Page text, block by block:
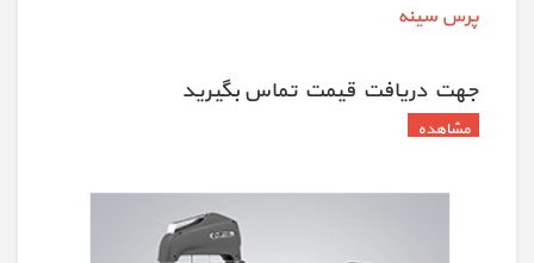
پرس سینه
جهت دريافت قيمت تماس بگيريد